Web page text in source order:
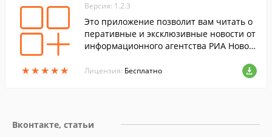
★★★★★
★★★★★
Версия: 1.2.3
Это приложение позволит вам читать о
перативные и эксклюзивные новости от
информационного агентства РИА Новос
о устройства.
Лицензия: Бесплатно
Вконтакте, статьи